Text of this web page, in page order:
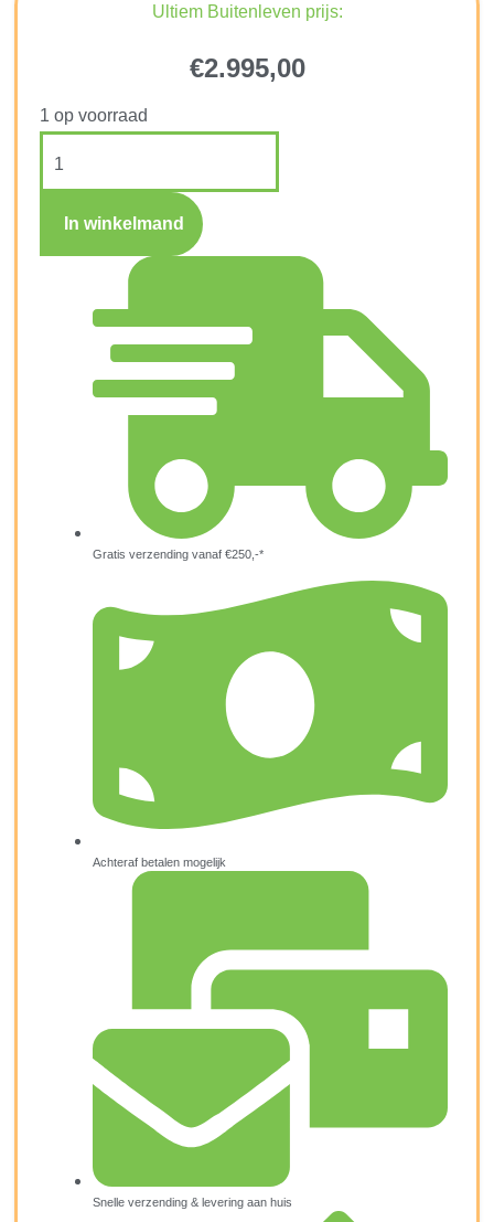
Ultiem Buitenleven prijs:
€2.995,00
1 op voorraad
In winkelmand
Gratis verzending vanaf €250,-*
Achteraf betalen mogelijk
Snelle verzending & levering aan huis